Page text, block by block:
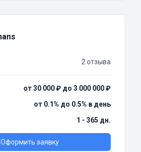
2 отзыва
от 30 000 ₽ до 3 000 000 ₽
от 0.1% до 0.5% в день
1 - 365 дн.
Оформить заявку